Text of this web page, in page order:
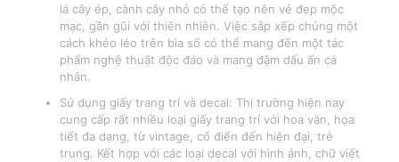
lá cây ép, cành cây nhỏ có thể tạo nên vẻ đẹp mộc
mạc, gần gũi với thiên nhiên. Việc sắp xếp chúng một
cách khéo léo trên bìa sổ có thể mang đến một tác
phẩm nghệ thuật độc đáo và mang đậm dấu ấn cá
nhân.
Sử dụng giấy trang trí và decal: Thị trường hiện nay
cung cấp rất nhiều loại giấy trang trí với hoa văn, họa
tiết đa dạng, từ vintage, cổ điển đến hiện đại, trẻ
trung. Kết hợp với các loại decal với hình ảnh, chữ viết